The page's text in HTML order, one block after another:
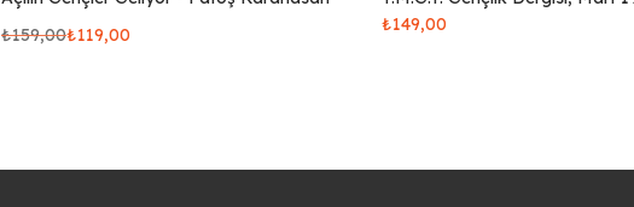
₺159,00₺119,00
₺149,00